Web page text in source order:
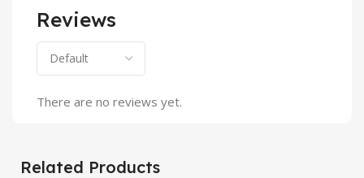
Reviews
There are no reviews yet.
Related Products